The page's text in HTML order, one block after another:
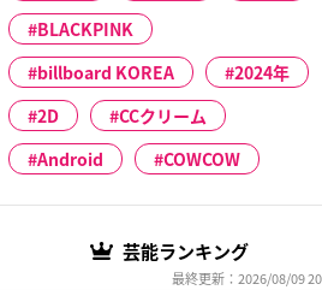
BLACKPINK
billboard KOREA
2024年
2D
CCクリーム
Android
COWCOW
芸能ランキング
最終更新：2026/08/09